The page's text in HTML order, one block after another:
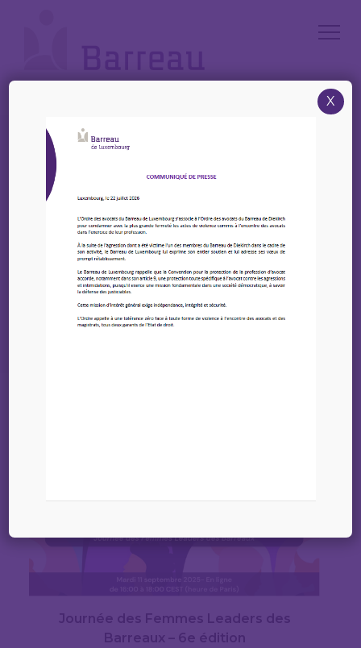
Accueil News
/
Capsule UIA – Journée des Femmes Leaders des Barreaux – 6e édition
Capsule UIA – Journée
des Femmes Leaders
des Barreaux – 6e
édition
Journée des Femmes Leaders des
Barreaux – 6e édition
X